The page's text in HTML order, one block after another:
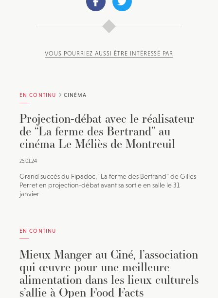
VOUS POURRIEZ AUSSI ÊTRE INTÉRESSÉ PAR
EN CONTINU CINÉMA
Projection-débat avec le réalisateur
de “La ferme des Bertrand” au
cinéma Le Méliès de Montreuil
25.01.24
Grand succès du Fipadoc, "La ferme des Bertrand" de Gilles
Perret en projection-débat avant sa sortie en salle le 31
janvier
EN CONTINU
Mieux Manger au Ciné, l’association
qui œuvre pour une meilleure
alimentation dans les lieux culturels
s’allie à Open Food Facts